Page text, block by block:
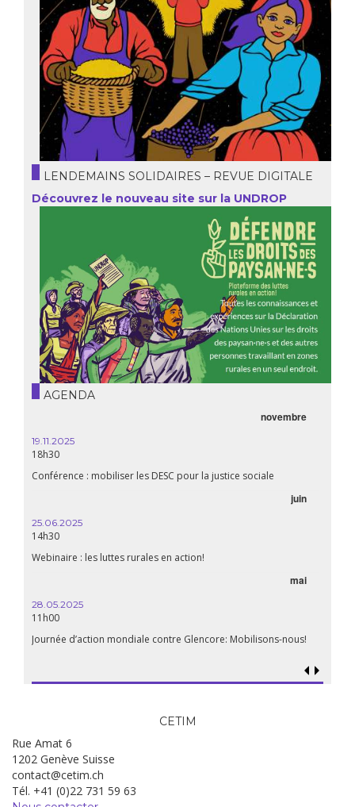
LENDEMAINS SOLIDAIRES – REVUE DIGITALE
Découvrez le nouveau site sur la UNDROP
AGENDA
novembre
19.11.2025
18h30
Conférence : mobiliser les DESC pour la justice sociale
juin
25.06.2025
14h30
Webinaire : les luttes rurales en action!
mai
28.05.2025
11h00
Journée d’action mondiale contre Glencore: Mobilisons-nous!
CETIM
Rue Amat 6
1202 Genève Suisse
contact@cetim.ch
Tél. +41 (0)22 731 59 63